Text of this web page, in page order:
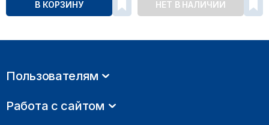
В КОРЗИНУ НЕТ В НАЛИЧИИ
Пользователям
Работа с сайтом